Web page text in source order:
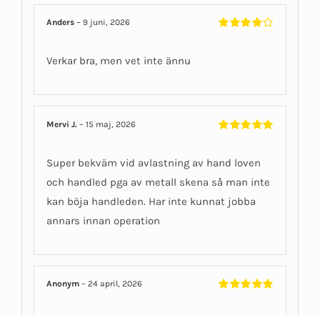
Anders– 9 juni, 2026
Verkar bra, men vet inte ännu
Mervi J.– 15 maj, 2026
Super bekväm vid avlastning av hand loven
och handled pga av metall skena så man inte
kan böja handleden. Har inte kunnat jobba
annars innan operation
Anonym– 24 april, 2026